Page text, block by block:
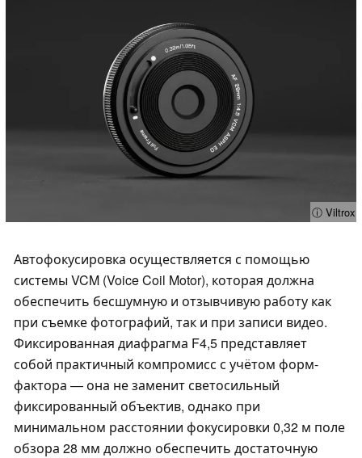
ⓘ Viltrox
Автофокусировка осуществляется с помощью
системы VCM (Voice Coil Motor), которая должна
обеспечить бесшумную и отзывчивую работу как
при съемке фотографий, так и при записи видео.
Фиксированная диафрагма F4,5 представляет
собой практичный компромисс с учётом форм-
фактора — она не заменит светосильный
фиксированный объектив, однако при
минимальном расстоянии фокусировки 0,32 м поле
обзора 28 мм должно обеспечить достаточную